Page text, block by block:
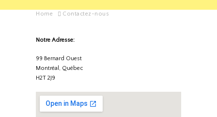
Home Contactez-nous
Notre Adresse:
99 Bernard Ouest
Montréal, Québec
H2T 2J9